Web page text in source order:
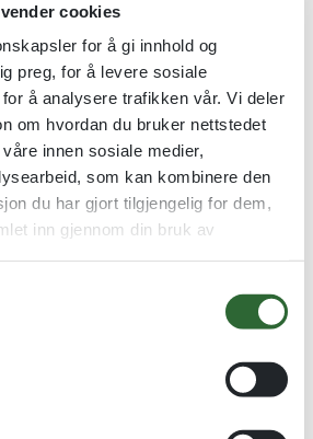
cookies
for å gi innhold og
preg, for å levere sosiale
å analysere trafikken vår. Vi deler
om hvordan du bruker nettstedet
innen sosiale medier,
som kan kombinere den
du har gjort tilgjengelig for dem,
inn gjennom din bruk av
i
Turnmedalje
45 mm - Turn dame
kr15,00